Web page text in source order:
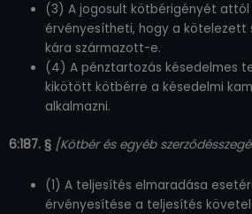
(3) A jogosult kötbérigényét
érvényesítheti, hogy a kötelezett
kára származott-e.
(4) A pénztartozás késedelmes
kikötött kötbérre a késedelmi
alkalmazni.
6:187. § [Kötbér és egyéb
(1) A teljesítés elmaradása
érvényesítése a teljesítés